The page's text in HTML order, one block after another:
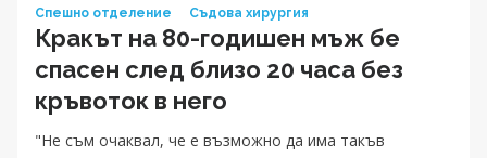
Спешно отделение
Съдова хирургия
Кракът на 80-годишен мъж бе
спасен след близо 20 часа без
кръвоток в него
"Не съм очаквал, че е възможно да има такъв